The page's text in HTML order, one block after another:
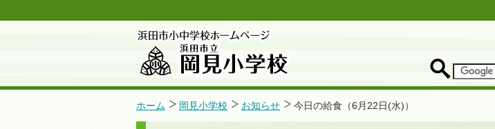
ホーム 岡見小学校 お知らせ 今日の給食（6月22日(水)）